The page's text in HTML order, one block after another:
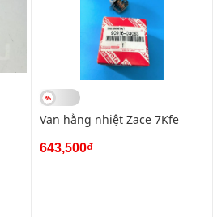
Van hằng nhiệt Zace 7Kfe
643,500₫